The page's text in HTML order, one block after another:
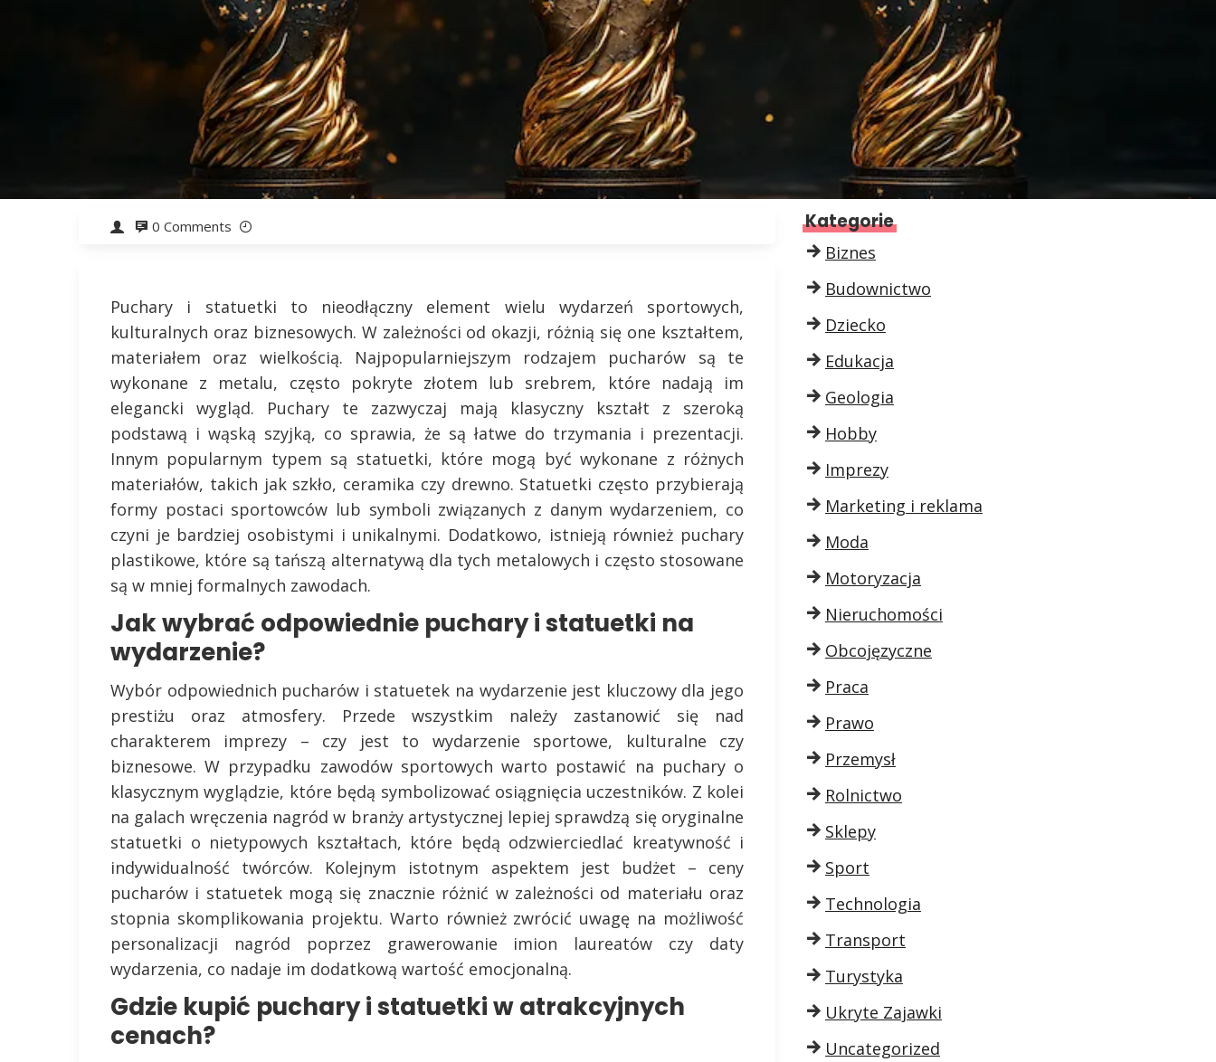
0 Comments
Puchary i statuetki to nieodłączny element wielu wydarzeń sportowych,
kulturalnych oraz biznesowych. W zależności od okazji, różnią się one kształtem,
materiałem oraz wielkością. Najpopularniejszym rodzajem pucharów są te
wykonane z metalu, często pokryte złotem lub srebrem, które nadają im
elegancki wygląd. Puchary te zazwyczaj mają klasyczny kształt z szeroką
podstawą i wąską szyjką, co sprawia, że są łatwe do trzymania i prezentacji.
Innym popularnym typem są statuetki, które mogą być wykonane z różnych
materiałów, takich jak szkło, ceramika czy drewno. Statuetki często przybierają
formy postaci sportowców lub symboli związanych z danym wydarzeniem, co
czyni je bardziej osobistymi i unikalnymi. Dodatkowo, istnieją również puchary
plastikowe, które są tańszą alternatywą dla tych metalowych i często stosowane
są w mniej formalnych zawodach.
Jak wybrać odpowiednie puchary i statuetki na
wydarzenie?
Wybór odpowiednich pucharów i statuetek na wydarzenie jest kluczowy dla jego
prestiżu oraz atmosfery. Przede wszystkim należy zastanowić się nad
charakterem imprezy – czy jest to wydarzenie sportowe, kulturalne czy
biznesowe. W przypadku zawodów sportowych warto postawić na puchary o
klasycznym wyglądzie, które będą symbolizować osiągnięcia uczestników. Z kolei
na galach wręczenia nagród w branży artystycznej lepiej sprawdzą się oryginalne
statuetki o nietypowych kształtach, które będą odzwierciedlać kreatywność i
indywidualność twórców. Kolejnym istotnym aspektem jest budżet – ceny
pucharów i statuetek mogą się znacznie różnić w zależności od materiału oraz
stopnia skomplikowania projektu. Warto również zwrócić uwagę na możliwość
personalizacji nagród poprzez grawerowanie imion laureatów czy daty
wydarzenia, co nadaje im dodatkową wartość emocjonalną.
Gdzie kupić puchary i statuetki w atrakcyjnych
cenach?
Kategorie
Biznes
Budownictwo
Dziecko
Edukacja
Geologia
Hobby
Imprezy
Marketing i reklama
Moda
Motoryzacja
Nieruchomości
Obcojęzyczne
Praca
Prawo
Przemysł
Rolnictwo
Sklepy
Sport
Technologia
Transport
Turystyka
Ukryte Zajawki
Uncategorized